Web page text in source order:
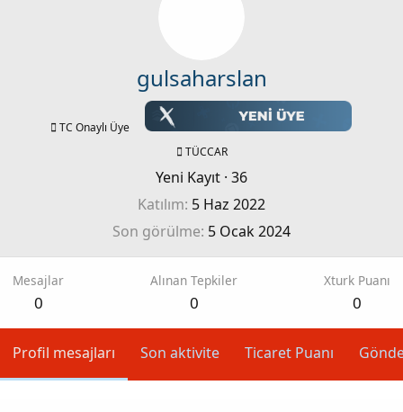
gulsaharslan
TC Onaylı Üye
TÜCCAR
Yeni Kayıt · 36
Katılım 5 Haz 2022
Son görülme 5 Ocak 2024
Mesajlar
0
Alınan Tepkiler
0
Xturk Puanı
0
Profil mesajları Son aktivite Ticaret Puanı